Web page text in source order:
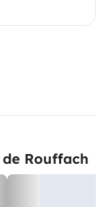
Rouffach